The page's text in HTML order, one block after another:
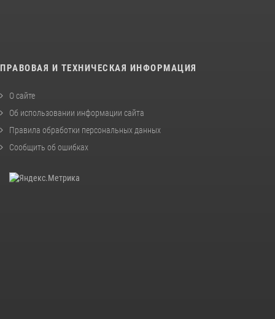
ПРАВОВАЯ И ТЕХНИЧЕСКАЯ ИНФОРМАЦИЯ
О сайте
Об использовании информации сайта
Правила обработки персональных данных
Сообщить об ошибках